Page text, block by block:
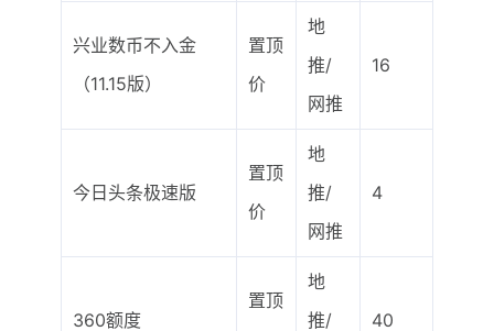
兴业数币不入金
（11.15版）
置顶
价
地
推/
网推
16
今日头条极速版
置顶
价
地
推/
网推
4
360额度
置顶
地
推/
40